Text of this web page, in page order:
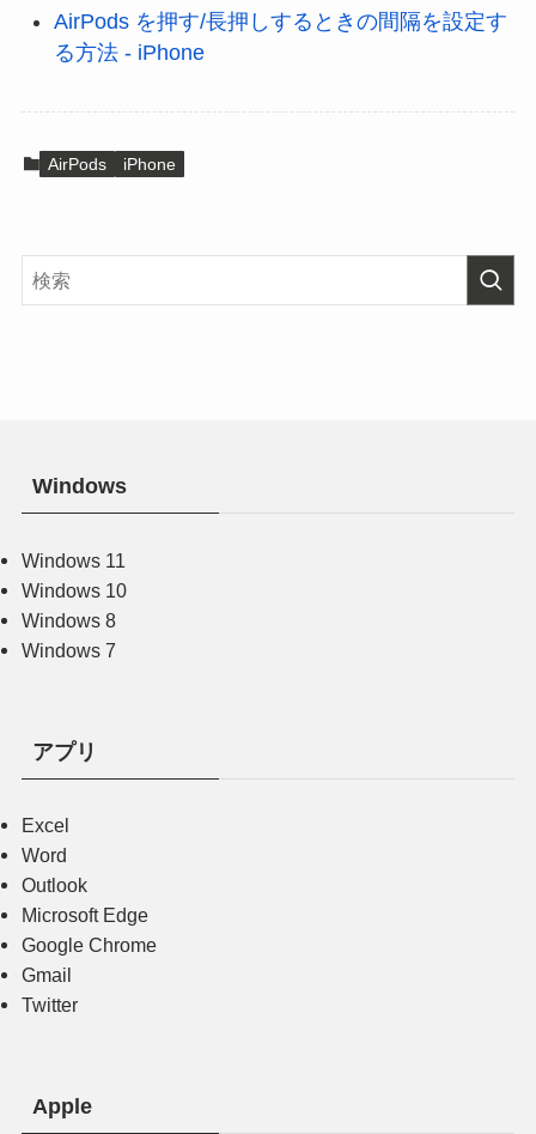
AirPods を押す/長押しするときの間隔を設定す
る方法 - iPhone
AirPods iPhone
Windows
Windows 11
Windows 10
Windows 8
Windows 7
アプリ
Excel
Word
Outlook
Microsoft Edge
Google Chrome
Gmail
Twitter
Apple